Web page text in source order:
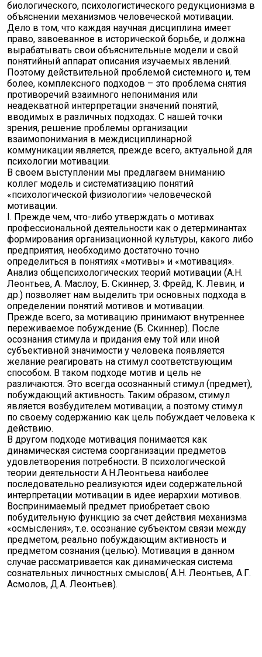
биологического, психологистического редукционизма в
объяснении механизмов человеческой мотивации.
Дело в том, что каждая научная дисциплина имеет
право, завоеванное в исторической борьбе, и должна
вырабатывать свои объяснительные модели и свой
понятийный аппарат описания изучаемых явлений.
Поэтому действительной проблемой системного и, тем
более, комплексного подходов – это проблема снятия
противоречий взаимного непонимания или
неадекватной интерпретации значений понятий,
вводимых в различных подходах. С нашей точки
зрения, решение проблемы организации
взаимопонимания в междисциплинарной
коммуникации является, прежде всего, актуальной для
психологии мотивации.
В своем выступлении мы предлагаем вниманию
коллег модель и систематизацию понятий
«психологической физиологии» человеческой
мотивации.
I. Прежде чем, что-либо утверждать о мотивах
профессиональной деятельности как о детерминантах
формирования организационной культуры, какого либо
предприятия, необходимо достаточно точно
определиться в понятиях «мотивы» и «мотивация».
Анализ общепсихологических теорий мотивации (А.Н.
Леонтьев, А. Маслоу, Б. Скиннер, З. Фрейд, К. Левин, и
др.) позволяет нам выделить три основных подхода в
определении понятий мотивов и мотивации.
Прежде всего, за мотивацию принимают внутреннее
переживаемое побуждение (Б. Скиннер). После
осознания стимула и придания ему той или иной
субъективной значимости у человека появляется
желание реагировать на стимул соответствующим
способом. В таком подходе мотив и цель не
различаются. Это всегда осознанный стимул (предмет),
побуждающий активность. Таким образом, стимул
является возбудителем мотивации, а поэтому стимул
по своему содержанию как цель побуждает человека к
действию.
В другом подходе мотивация понимается как
динамическая система соорганизации предметов
удовлетворения потребности. В психологической
теории деятельности А.Н.Леонтьева наиболее
последовательно реализуются идеи содержательной
интерпретации мотивации в идее иерархии мотивов.
Воспринимаемый предмет приобретает свою
побудительную функцию за счет действия механизма
«осмысления», т.е. осознание субъектом связи между
предметом, реально побуждающим активность и
предметом сознания (целью). Мотивация в данном
случае рассматривается как динамическая система
сознательных личностных смыслов( А.Н. Леонтьев, А.Г.
Асмолов, Д.А. Леонтьев).